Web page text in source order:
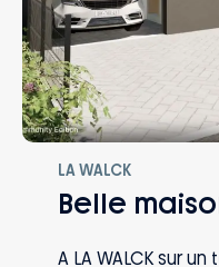
LA WALCK
Belle
A LA WALCK sur